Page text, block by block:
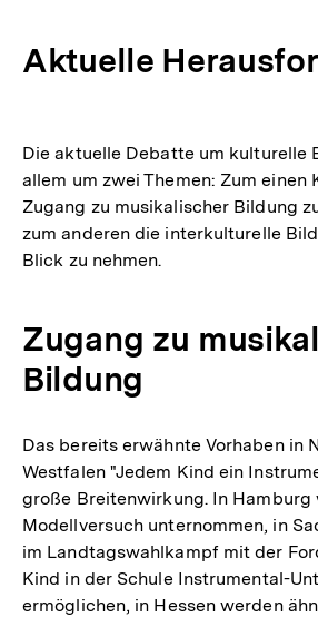
Aktuelle
Die aktuelle Debatte um kulturelle
allem um zwei Themen: Zum einen
Zugang zu musikalischer Bildung
zum anderen die interkulturelle
Blick zu nehmen.
Zugang zu
Bildung
Das bereits erwähnte Vorhaben in
Westfalen "Jedem Kind ein
große Breitenwirkung. In Hamburg
Modellversuch unternommen, in
im Landtagswahlkampf mit der
Kind in der Schule Instrumental-
ermöglichen, in Hessen werden